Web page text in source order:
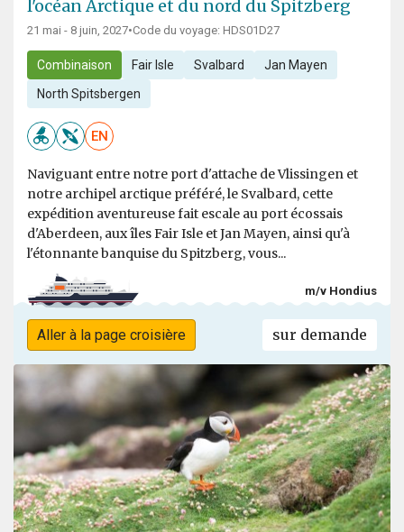
l'océan Arctique et du nord du Spitzberg
21 mai - 8 juin, 2027•Code du voyage: HDS01D27
Combinaison Fair Isle Svalbard Jan Mayen
North Spitsbergen
EN
Naviguant entre notre port d'attache de Vlissingen et
notre archipel arctique préféré, le Svalbard, cette
expédition aventureuse fait escale au port écossais
d'Aberdeen, aux îles Fair Isle et Jan Mayen, ainsi qu'à
l'étonnante banquise du Spitzberg, vous...
m/v Hondius
Aller à la page croisière sur demande